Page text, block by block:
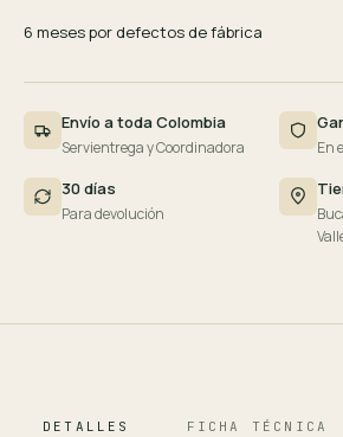
6 meses por defectos de fábrica
Envío a toda Colombia
Servientrega y Coordinadora En
30 días
Para devolución
DETALLES FICHA TÉCNICA